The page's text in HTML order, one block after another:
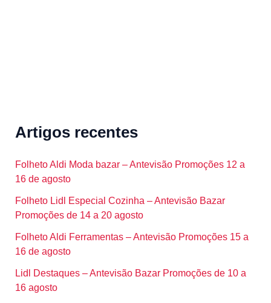
Artigos recentes
Folheto Aldi Moda bazar – Antevisão Promoções 12 a
16 de agosto
Folheto Lidl Especial Cozinha – Antevisão Bazar
Promoções de 14 a 20 agosto
Folheto Aldi Ferramentas – Antevisão Promoções 15 a
16 de agosto
Lidl Destaques – Antevisão Bazar Promoções de 10 a
16 agosto